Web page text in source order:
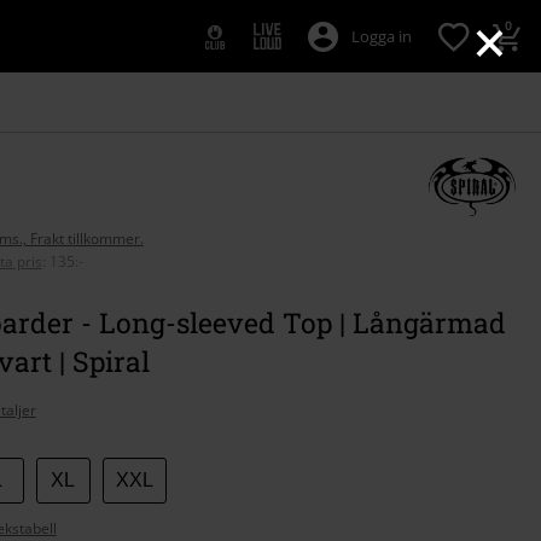
×
Logga in 0
Frakt tillkommer.
pris
135:-
- Long-sleeved Top | Långärmad
| Spiral
XL XXL